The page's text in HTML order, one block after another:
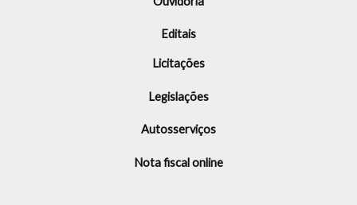
Editais
Licitações
Legislações
Autosserviços
Nota fiscal online